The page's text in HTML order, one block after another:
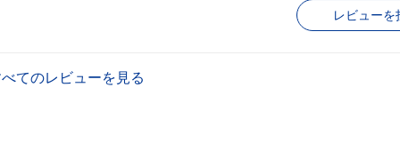
レビューを
てのレビューを見る